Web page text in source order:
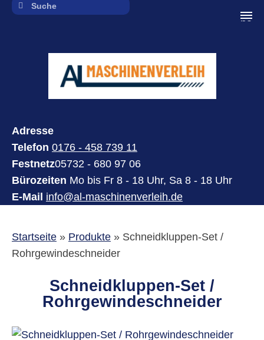
Adresse
Telefon 0176 - 458 739 11
Festnetz05732 - 680 97 06
Bürozeiten Mo bis Fr 8 - 18 Uhr, Sa 8 - 18 Uhr
E-Mail info@al-maschinenverleih.de
Startseite» Produkte» Schneidkluppen-Set /
Rohrgewindeschneider
Schneidkluppen-Set /
Rohrgewindeschneider